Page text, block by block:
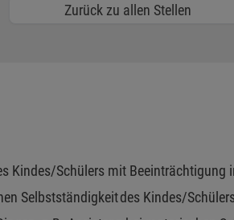
Zurück zu allen Stellen
Kindes/Schülers mit Beeinträchtigung
Selbstständigkeit des Kindes/